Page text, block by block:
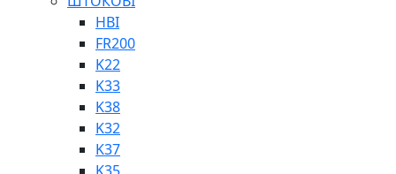
ПНЕВМАТИКА
ФІТИНГИ
HBI
FR200
K22
K33
K38
K32
K37